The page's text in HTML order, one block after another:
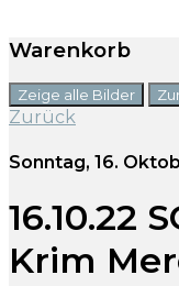
Warenkorb
Zeige alle Bilder
Zurück
Sonntag, 16.
16.10.22
Krim